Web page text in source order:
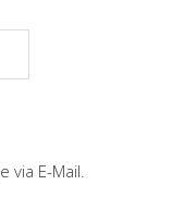
via E-Mail.